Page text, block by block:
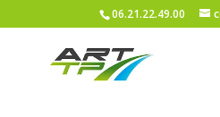
06.21.22.49.00